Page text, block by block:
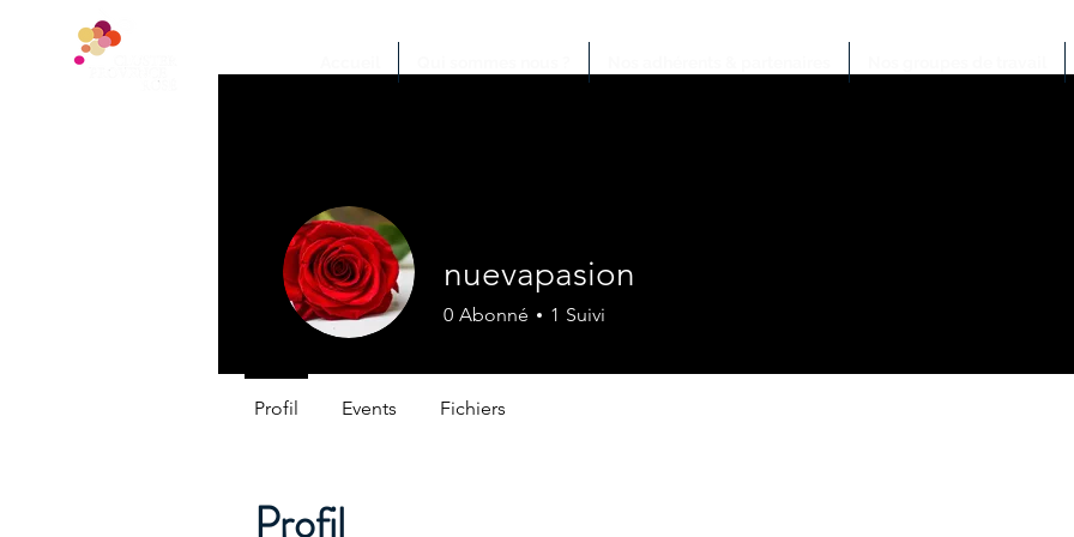
Profil
nuevapasion
0 Abonné 1 Suivi
Profil Events Fichiers